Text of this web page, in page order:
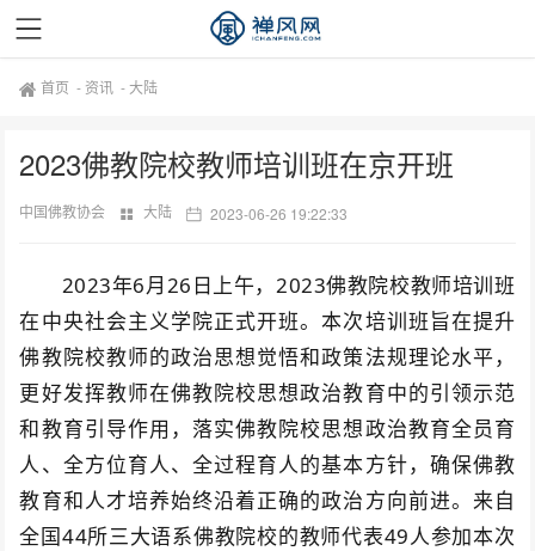
首页 - 资讯 -大陆
2023佛教院校教师培训班在京开班
中国佛教协会 大陆 2023-06-26 19:22:33
2023年6月26日上午，2023佛教院校教师培训班
在中央社会主义学院正式开班。本次培训班旨在提升
佛教院校教师的政治思想觉悟和政策法规理论水平，
更好发挥教师在佛教院校思想政治教育中的引领示范
和教育引导作用，落实佛教院校思想政治教育全员育
人、全方位育人、全过程育人的基本方针，确保佛教
教育和人才培养始终沿着正确的政治方向前进。来自
全国44所三大语系佛教院校的教师代表49人参加本次